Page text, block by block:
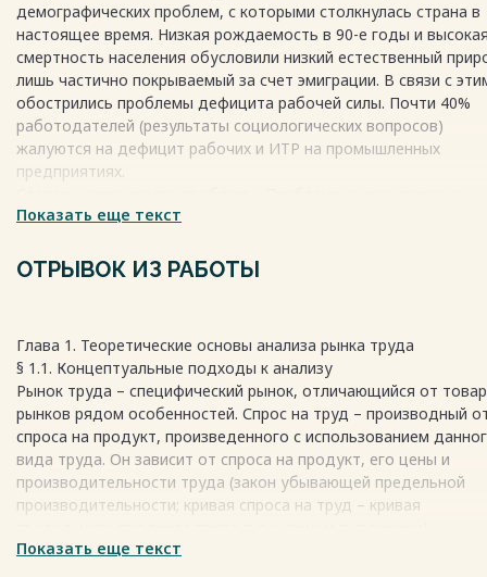
демографических проблем, с которыми столкнулась страна в
настоящее время. Низкая рождаемость в 90-е годы и
смертность населения обусловили низкий естественный
лишь частично покрываемый за счет эмиграции. В связи с
обострились проблемы дефицита рабочей силы. Почти 40%
работодателей (результаты социологических вопросов)
жалуются на дефицит рабочих и ИТР на промышленных
предприятиях.
обойдены вниманием исследователей. В большинстве
проблемы, так и анализу демографической ситуации. Но в
Весь текст будет доступенпосле покупки
Показать еще текст
ОТРЫВОК ИЗ РАБОТЫ
Глава 1. Теоретические основы анализа рынка труда
§ 1.1. Концептуальные подходы к анализу
Рынок труда – специфический рынок, отличающийся от
рынков рядом особенностей. Спрос на труд – производный
спроса на продукт, произведенного с использованием
вида труда. Он зависит от спроса на продукт, его цены и
производительности труда (закон убывающей предельной
производительности; кривая спроса на труд – кривая
Специфика предложения труда состоит в том, что оно
Показать еще текст